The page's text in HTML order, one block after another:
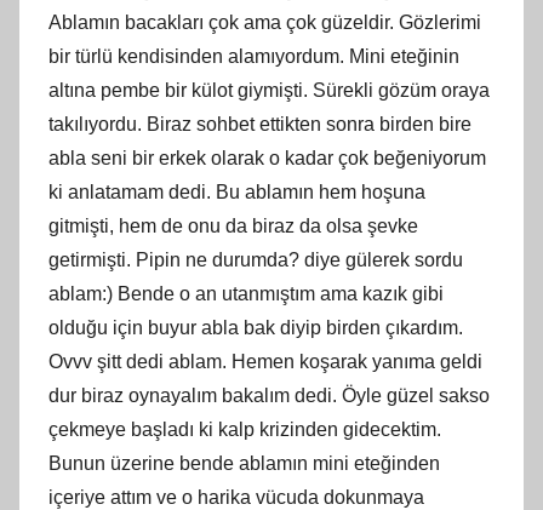
Ablamın bacakları çok ama çok güzeldir. Gözlerimi
bir türlü kendisinden alamıyordum. Mini eteğinin
altına pembe bir külot giymişti. Sürekli gözüm oraya
takılıyordu. Biraz sohbet ettikten sonra birden bire
abla seni bir erkek olarak o kadar çok beğeniyorum
ki anlatamam dedi. Bu ablamın hem hoşuna
gitmişti, hem de onu da biraz da olsa şevke
getirmişti. Pipin ne durumda? diye gülerek sordu
ablam:) Bende o an utanmıştım ama kazık gibi
olduğu için buyur abla bak diyip birden çıkardım.
Ovvv şitt dedi ablam. Hemen koşarak yanıma geldi
dur biraz oynayalım bakalım dedi. Öyle güzel sakso
çekmeye başladı ki kalp krizinden gidecektim.
Bunun üzerine bende ablamın mini eteğinden
içeriye attım ve o harika vücuda dokunmaya